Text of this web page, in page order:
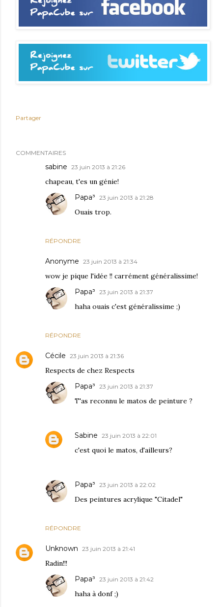
Partager
COMMENTAIRES
sabine 23 juin 2013 à 21:26
chapeau, t'es un génie!
RÉPONDRE
Papa³ 23 juin 2013 à 21:28
Ouais trop.
Anonyme 23 juin 2013 à 21:34
wow je pique l'idée !! carrément généralissime!
RÉPONDRE
Papa³ 23 juin 2013 à 21:37
haha ouais c'est généralissime ;)
Cécile 23 juin 2013 à 21:36
Respects de chez Respects
RÉPONDRE
Papa³ 23 juin 2013 à 21:37
T'as reconnu le matos de peinture ?
Sabine 23 juin 2013 à 22:01
c'est quoi le matos, d'ailleurs?
Papa³ 23 juin 2013 à 22:02
Des peintures acrylique "Citadel"
Unknown 23 juin 2013 à 21:41
Radin!!!
Papa³ 23 juin 2013 à 21:42
haha à donf ;)